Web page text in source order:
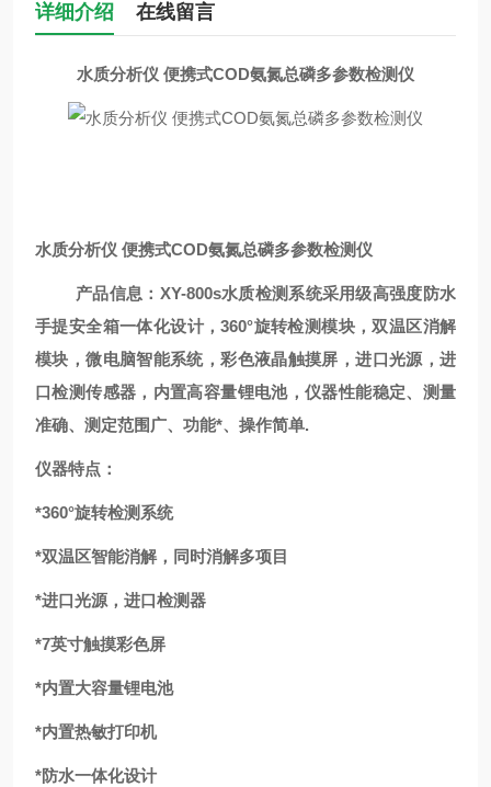
详细介绍 在线留言
水质分析仪 便携式COD氨氮总磷多参数检测仪
水质分析仪 便携式COD氨氮总磷多参数检测仪
产品信息 ： XY-800s水质检测 系统采用级高强度防水
手提安全箱一体化设计，360°旋转检测模块，双温区消解
模块，微电脑智能系统，彩色液晶触摸屏，进口光源， 进
口检测传感器 ，内置高容量锂电池，仪器性能稳定、测量
准确、测定范围广、功能*、操作简单.
仪器特点：
*360°旋转检测系统
*双温区智能消解，同时消解多项目
*进口光源，进口检测器
*7英寸触摸彩色屏
*内置大容量锂电池
*内置热敏打印机
*防水一体化设计